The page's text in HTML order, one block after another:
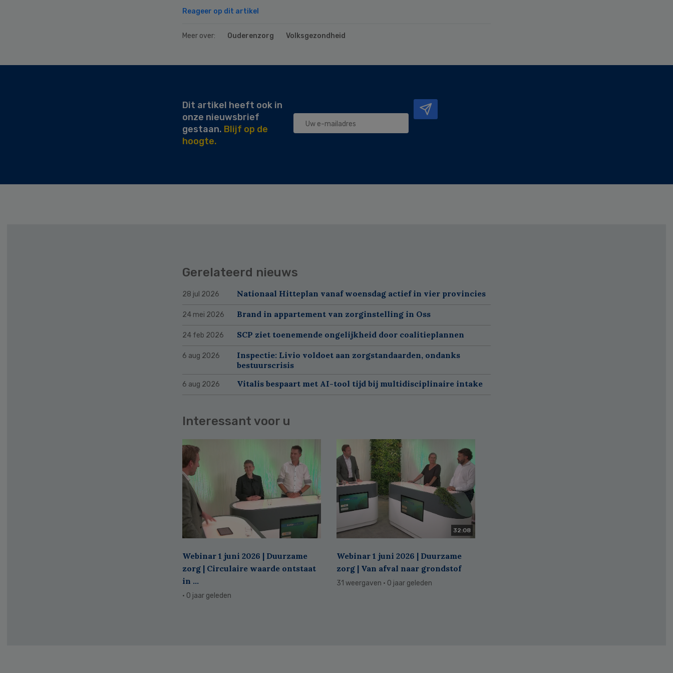
Reageer op dit artikel
Meer over: Ouderenzorg Volksgezondheid
Dit artikel heeft ook in
onze nieuwsbrief
gestaan. Blijf op de
hoogte.
Gerelateerd nieuws
28 jul 2026 Nationaal Hitteplan vanaf woensdag actief in vier provincies
24 mei 2026 Brand in appartement van zorginstelling in Oss
24 feb 2026 SCP ziet toenemende ongelijkheid door coalitieplannen
6 aug 2026
Inspectie: Livio voldoet aan zorgstandaarden, ondanks
bestuurscrisis
6 aug 2026 Vitalis bespaart met AI-tool tijd bij multidisciplinaire intake
Interessant voor u
Webinar 1 juni 2026 | Duurzame
zorg | Circulaire waarde ontstaat
in ...
· 0 jaar geleden
32:08
Webinar 1 juni 2026 | Duurzame
zorg | Van afval naar grondstof
31 weergaven · 0 jaar geleden